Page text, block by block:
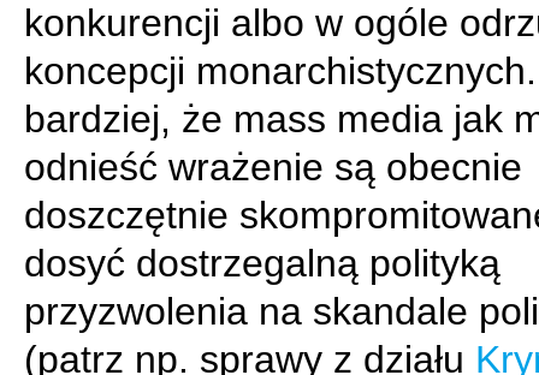
konkurencji albo w ogóle
koncepcji
bardziej, że mass media jak
odnieść wrażenie są obecnie
doszczętnie
dosyć dostrzegalną polityką
przyzwolenia na skandale
(patrz np. sprawy z działu